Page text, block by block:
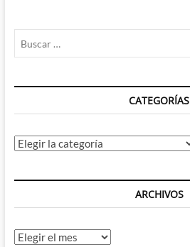
CATEGORÍAS
Categorías
ARCHIVOS
Archivos